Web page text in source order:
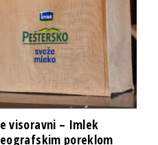
visoravni – Imlek
poreklom